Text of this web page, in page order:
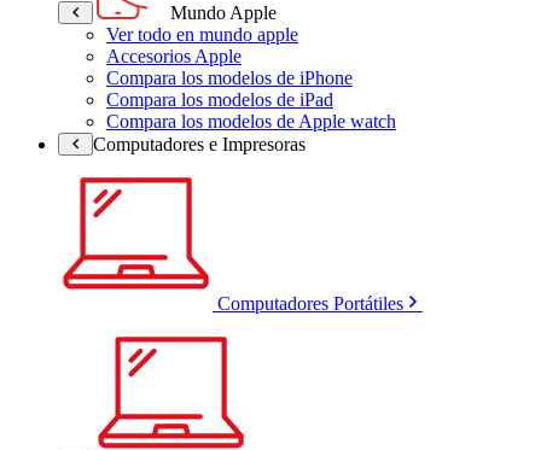
Mundo Apple
Ver todo en mundo apple
Accesorios Apple
Compara los modelos de iPhone
Compara los modelos de iPad
Compara los modelos de Apple watch
Computadores e Impresoras
Computadores Portátiles